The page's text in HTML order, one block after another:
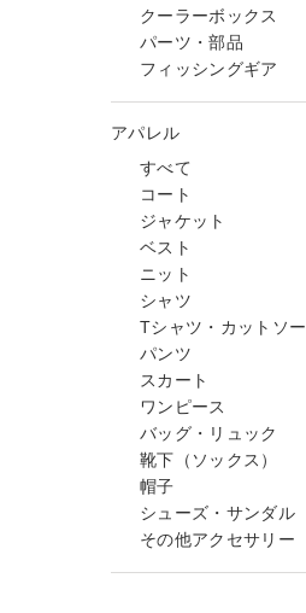
クーラーボックス
パーツ・部品
フィッシングギア
アパレル
すべて
コート
ジャケット
ベスト
ニット
シャツ
Tシャツ・カットソー
パンツ
スカート
ワンピース
バッグ・リュック
靴下（ソックス）
帽子
シューズ・サンダル
その他アクセサリー